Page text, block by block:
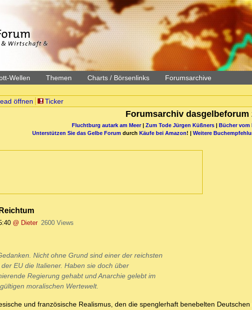
Wellen Themen Charts / Börsenlinks Forumsarchive
öffnen Ticker
Forumsarchiv dasgelbeforum
Fluchtburg autark am Meer| Zum Tode Jürgen Küßners| Bücher
Unterstützen Sie das Gelbe Forum durch Käufe bei Amazon! | Weitere
@ Dieter 2600 Views
Nicht ohne Grund sind einer der reichsten
EU die Italiener. Haben sie doch über
Regierung gehabt und Anarchie gelebt im
moralischen Wertewelt.
und französische Realismus, den die spenglerhaft benebelten